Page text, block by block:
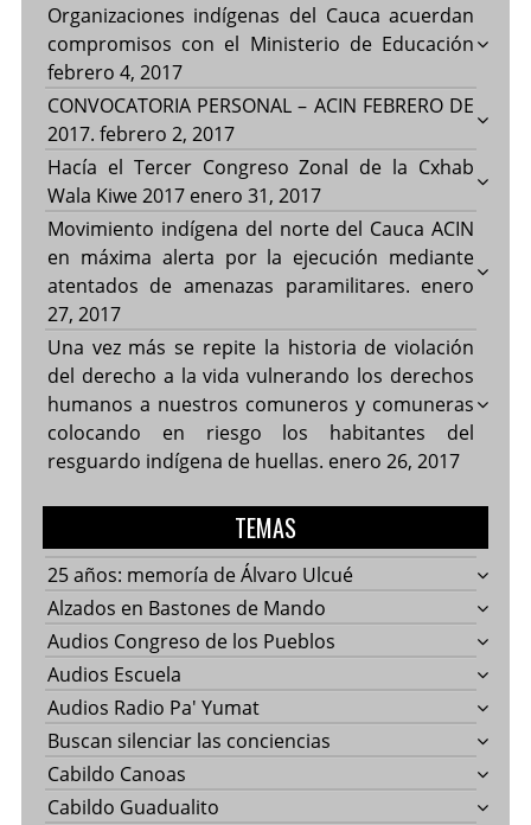
Organizaciones indígenas del Cauca acuerdan
compromisos con el Ministerio de Educación
febrero 4, 2017
CONVOCATORIA PERSONAL – ACIN FEBRERO DE
2017. febrero 2, 2017
Hacía el Tercer Congreso Zonal de la Cxhab
Wala Kiwe 2017 enero 31, 2017
Movimiento indígena del norte del Cauca ACIN
en máxima alerta por la ejecución mediante
atentados de amenazas paramilitares. enero
27, 2017
Una vez más se repite la historia de violación
del derecho a la vida vulnerando los derechos
humanos a nuestros comuneros y comuneras
colocando en riesgo los habitantes del
resguardo indígena de huellas. enero 26, 2017
TEMAS
25 años: memoría de Álvaro Ulcué
Alzados en Bastones de Mando
Audios Congreso de los Pueblos
Audios Escuela
Audios Radio Pa' Yumat
Buscan silenciar las conciencias
Cabildo Canoas
Cabildo Guadualito